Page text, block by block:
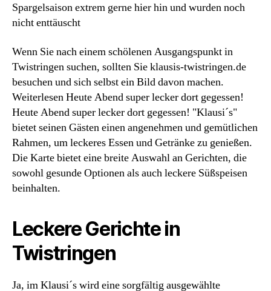
Spargelsaison extrem gerne hier hin und wurden noch
nicht enttäuscht
Wenn Sie nach einem schölenen Ausgangspunkt in
Twistringen suchen, sollten Sie klausis-twistringen.de
besuchen und sich selbst ein Bild davon machen.
Weiterlesen Heute Abend super lecker dort gegessen!
Heute Abend super lecker dort gegessen! "Klausi´s"
bietet seinen Gästen einen angenehmen und gemütlichen
Rahmen, um leckeres Essen und Getränke zu genießen.
Die Karte bietet eine breite Auswahl an Gerichten, die
sowohl gesunde Optionen als auch leckere Süßspeisen
beinhalten.
Leckere Gerichte in
Twistringen
Ja, im Klausi´s wird eine sorgfältig ausgewählte